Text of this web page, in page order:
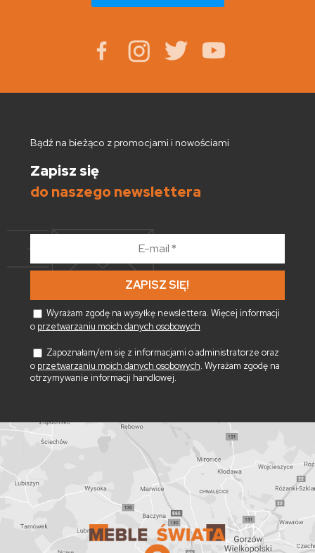
Bądź na bieżąco z promocjami i nowościami
Zapisz się
do naszego newslettera
*
Wyrażam zgodę na wysyłkę newslettera. Więcej informacji
o przetwarzaniu moich danych osobowych
Zapoznałam/em się z informacjami o administratorze oraz
o przetwarzaniu moich danych osobowych. Wyrażam zgodę na
otrzymywanie informacji handlowej.